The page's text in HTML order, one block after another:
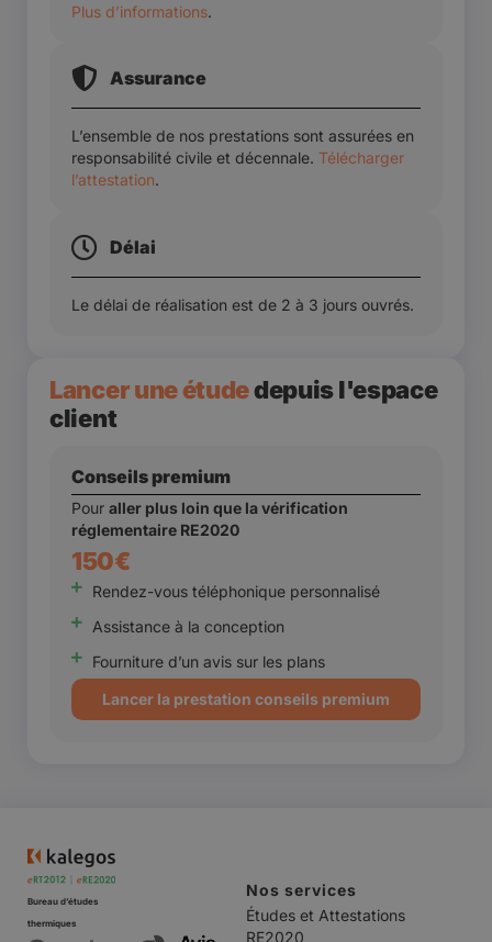
Plus d’informations.
Assurance
L’ensemble de nos prestations sont assurées en
responsabilité civile et décennale. Télécharger
l’attestation.
Délai
Le délai de réalisation est de 2 à 3 jours ouvrés.
Lancer une étudedepuis l'espace
client
Conseils premium
Pour aller plus loin que la vérification
réglementaire RE2020
150€
Rendez-vous téléphonique personnalisé
Assistance à la conception
Fourniture d’un avis sur les plans
Lancer la prestation conseils premium
Bureau d’études
thermiques
Nos services
Études et Attestations
RE2020